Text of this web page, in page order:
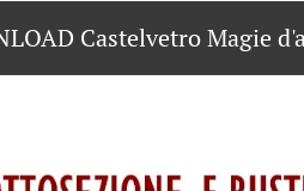
Castelvetro Magie